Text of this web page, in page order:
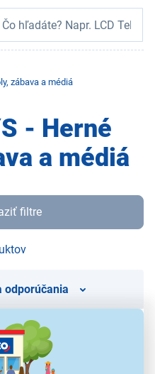
zábava a médiá
- Herné
a médiá
filtre
odporúčania
technické špecifikácie sa môžu